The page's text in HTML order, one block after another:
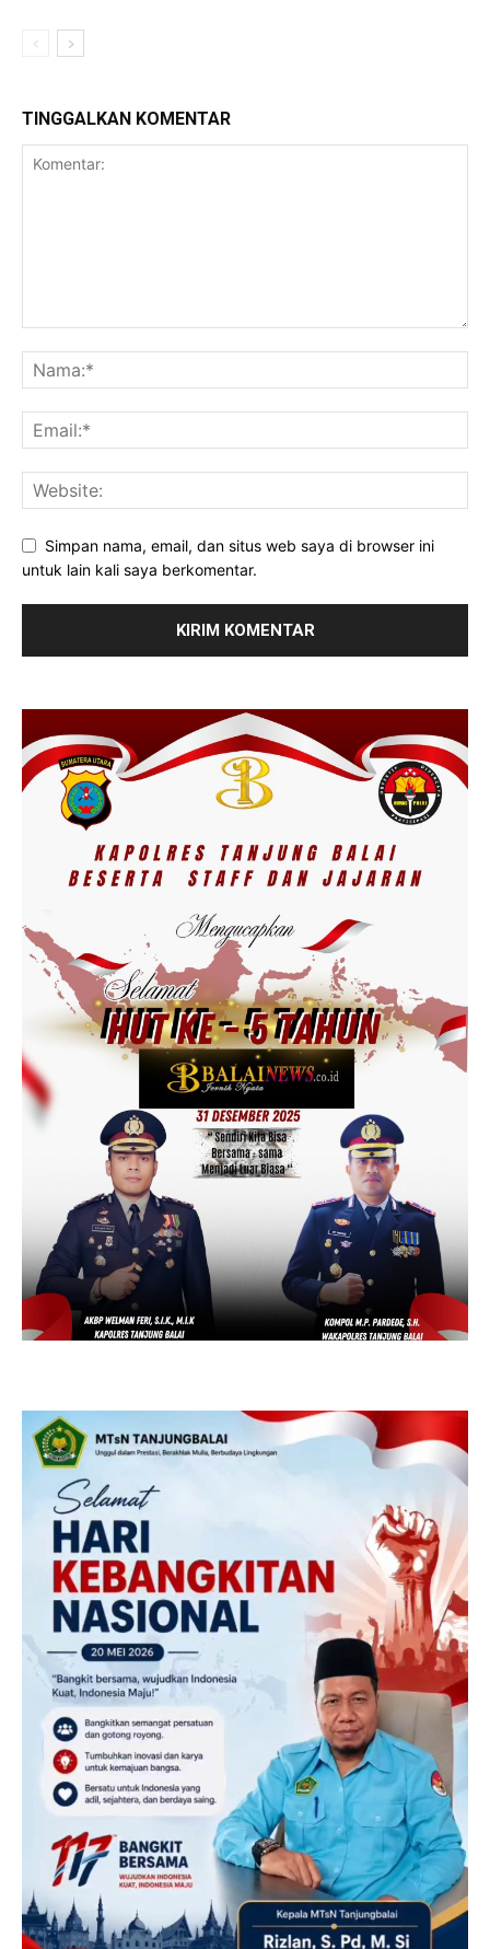
TINGGALKAN KOMENTAR
Simpan nama, email, dan situs web saya di browser ini
untuk lain kali saya berkomentar.